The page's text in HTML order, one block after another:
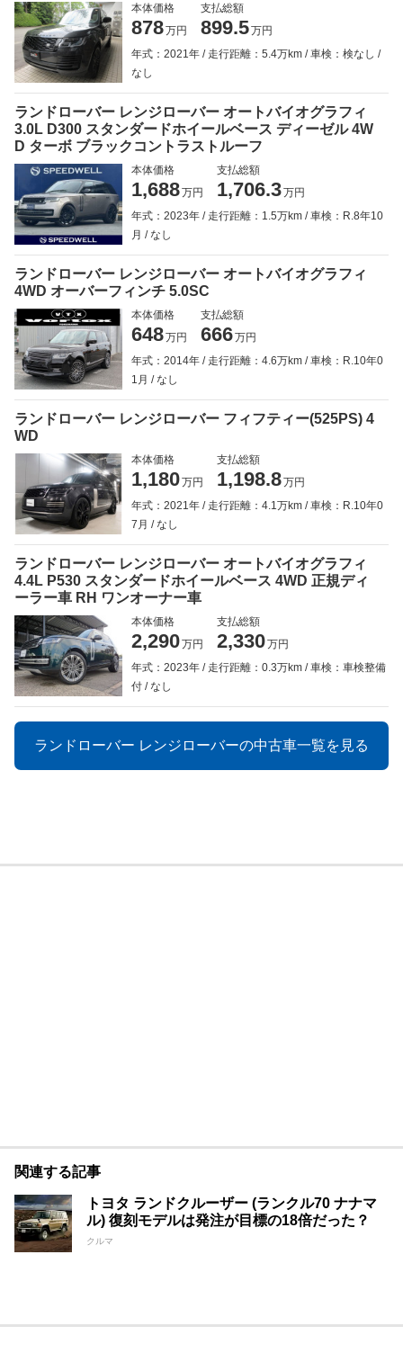
本体価格
878万円
支払総額
899.5万円
年式：2021年
走行距離：5.4万km
車検：検なし
なし
ランドローバー レンジローバー オートバイオグラフィ
3.0L D300 スタンダードホイールベース ディーゼル 4W
D ターボ ブラックコントラストルーフ
本体価格
1,688万円
支払総額
1,706.3万円
年式：2023年
走行距離：1.5万km
車検：R.8年10
月
なし
ランドローバー レンジローバー オートバイオグラフィ
4WD オーバーフィンチ 5.0SC
本体価格
648万円
支払総額
666万円
年式：2014年
走行距離：4.6万km
車検：R.10年0
1月
なし
ランドローバー レンジローバー フィフティー(525PS) 4
WD
本体価格
1,180万円
支払総額
1,198.8万円
年式：2021年
走行距離：4.1万km
車検：R.10年0
7月
なし
ランドローバー レンジローバー オートバイオグラフィ
4.4L P530 スタンダードホイールベース 4WD 正規ディ
ーラー車 RH ワンオーナー車
本体価格
2,290万円
支払総額
2,330万円
年式：2023年
走行距離：0.3万km
車検：車検整備
付
なし
ランドローバー レンジローバーの中古車一覧を見る
関連する記事
トヨタ ランドクルーザー (ランクル70 ナナマ
ル) 復刻モデルは発注が目標の18倍だった？
クルマ